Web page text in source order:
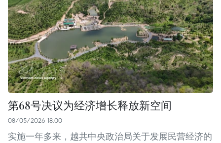
第68号决议为经济增长释放新空间
08/05/2026 18:00
实施一年多来，越共中央政治局关于发展民营经济的